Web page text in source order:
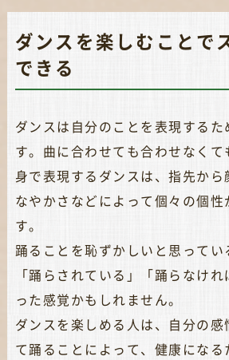
ダンスを楽しむことで
できる
ダンスは自分のことを表現する
す。曲に合わせても合わせなく
身で表現するダンスは、指先から
なやかさなどによって個々の個
す。
踊ることを恥ずかしいと思ってい
「踊らされている」「踊らなけ
った感覚かもしれません。
ダンスを楽しめる人は、自分の
て踊ることによって、健康になる